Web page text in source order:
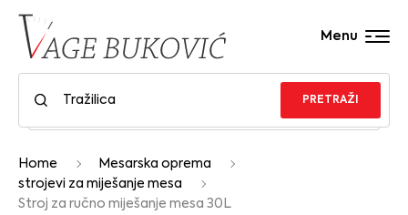
PRETRAŽI
Menu
Home
Mesarska oprema
strojevi za miješanje mesa
Stroj za ručno miješanje mesa 30L